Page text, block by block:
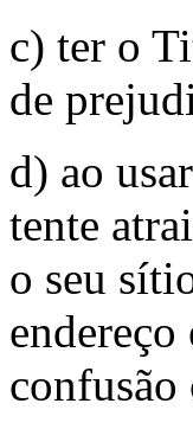
c) ter o
de
d) ao
tente
o seu